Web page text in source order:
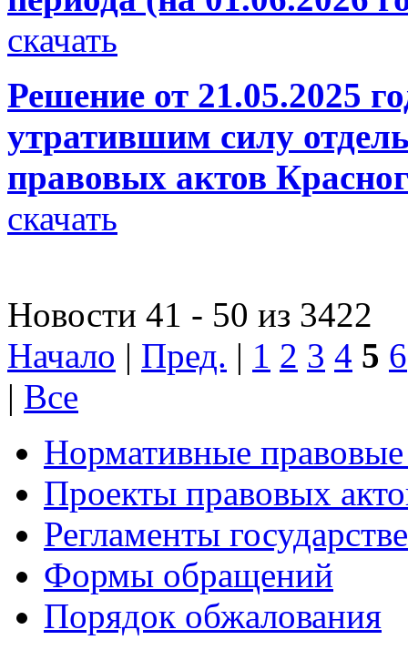
скачать
Решение от 21.05.2025
утратившим силу
правовых актов
скачать
Новости 41 - 50 из 3422
Начало | Пред. | 1 2 3 4 5 6
| Все
Нормативные
Проекты правовых
Регламенты
Формы обращений
Порядок обжалования